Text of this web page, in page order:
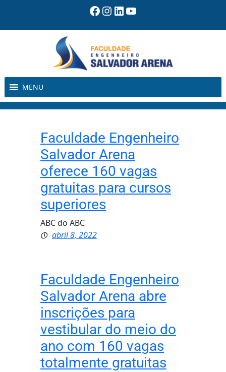
o
Facebook
Instagram
LinkedIn
Youtube
MENU
Faculdade Engenheiro
Salvador Arena
oferece 160 vagas
gratuitas para cursos
superiores
ABC do ABC
abril 8, 2022
Faculdade Engenheiro
Salvador Arena abre
inscrições para
vestibular do meio do
ano com 160 vagas
totalmente gratuitas